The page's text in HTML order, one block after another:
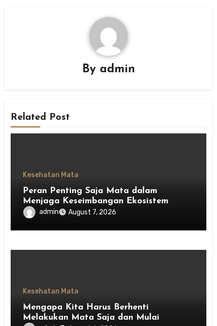
By admin
Related Post
Kesehatan Mata
Peran Penting Saja Mata dalam
Menjaga Keseimbangan Ekosistem
Indonesia
admin August 7, 2026
Kesehatan Mata
Mengapa Kita Harus Berhenti
Melakukan Mata Saja dan Mulai